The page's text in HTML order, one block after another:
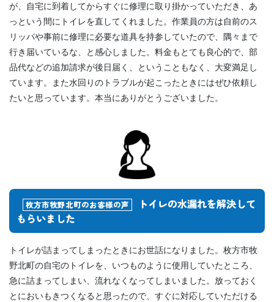
が、自宅に到着してからすぐに修理に取り掛かっていただき、あ
っという間にトイレを直してくれました。作業員の方は自前のス
リッパや事前に修理に必要な道具を持参していたので、隅々まで
行き届いているな、と感心しました。料金もとても良心的で、部
品代などの追加請求が後日届く、ということもなく、大変満足し
ています。また水回りのトラブルが起こったときにはぜひ依頼し
たいと思っています。本当にありがとうございました。
枚方市牧野北町のお客様の声
トイレの水漏れを解決して
もらいました
トイレが詰まってしまったときにお世話になりました。枚方市牧
野北町の自宅のトイレを、いつものように使用していたところ、
急に詰まってしまい、流れなくなってしまいました。放っておく
とにおいもきつくなると思ったので、すぐに対応していただける